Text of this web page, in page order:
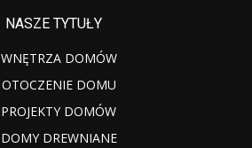
NASZE TYTUŁY
WNĘTRZA DOMÓW
OTOCZENIE DOMU
PROJEKTY DOMÓW
DOMY DREWNIANE